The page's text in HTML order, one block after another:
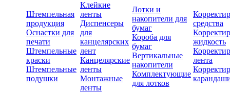
Штемпельная
продукция
Оснастки для
печати
Штемпельные
краски
Штемпельные
подушки
Клейкие
ленты
Диспенсеры
для
канцелярских
лент
Канцелярские
ленты
Монтажные
ленты
Лотки и
накопители для
бумаг
Короба для
бумаг
Вертикальные
накопители
Комплектующие
для лотков
средства
жидкость
лента